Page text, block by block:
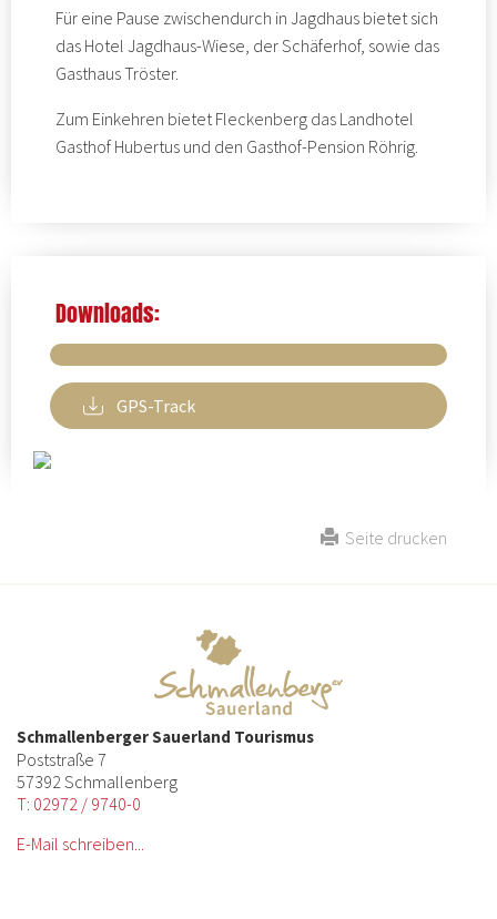
Für eine Pause zwischendurch in Jagdhaus bietet sich
das Hotel Jagdhaus-Wiese, derSchäferhof, sowie das
Gasthaus Tröster.
Zum Einkehren bietet Fleckenberg das Landhotel
Gasthof Hubertus und den Gasthof-Pension Röhrig.
Downloads:
GPS-Track
Seite drucken
Schmallenberger Sauerland Tourismus
Poststraße 7
57392 Schmallenberg
T: 02972 / 9740-0
E-Mail schreiben...